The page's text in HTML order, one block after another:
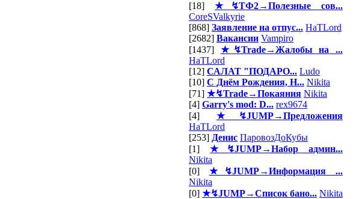
[18] ★↯ТФ2→Полезные сов...
CoreSValkyrie
[868] Заявление на отпус... HaTLord
[2682] Вакансии Vampiro
[1437] ★↯Trade→Жалобы на ...
HaTLord
[12] САЛАТ "ПОДАРО... Ludo
[10] С Днём Рождения, Н... Nikita
[71] ★↯Trade→Покаяния Nikita
[4] Garry's mod: D... rex9674
[4] ★↯JUMP→Предложения
HaTLord
[253] Денис ПаровозДоКубы
[1]★↯JUMP→Набор админ...
Nikita
[0] ★↯JUMP→Информация ...
Nikita
[0] ★↯JUMP→Список бано... Nikita